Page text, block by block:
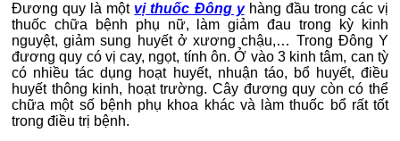
Đương quy là một vị thuốc Đông yhàng đầu trong các vị
thuốc chữa bệnh phụ nữ, làm giảm đau trong kỳ kinh
nguyệt, giảm sung huyết ở xương chậu,… Trong Đông Y
đương quy có vị cay, ngọt, tính ôn. Ở vào 3 kinh tâm, can tỳ
có nhiều tác dụng hoạt huyết, nhuận táo, bổ huyết, điều
huyết thông kinh, hoạt trường. Cây đương quy còn có thể
chữa một số bệnh phụ khoa khác và làm thuốc bổ rất tốt
trong điều trị bệnh.